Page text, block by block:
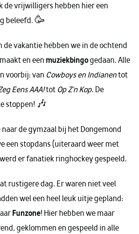
de vrijwilligers hebben hier een
beleefd. 🥳
de vakantie hebben we in de ochtend
en een muziekbingogedaan. Alle
voorbij: van Cowboys en Indianentot
Eens AAA!totOp Z’n Kop. De
stoppen! 🎶
naar de gymzaal bij het Dongemond
een stopdans (uiteraard weer met
er fanatiek ringhockey gespeeld.
rustigere dag. Er waren niet veel
wel een heel leuk uitje gepland:
Funzone! Hier hebben we maar
geklommen en gespeeld in alle